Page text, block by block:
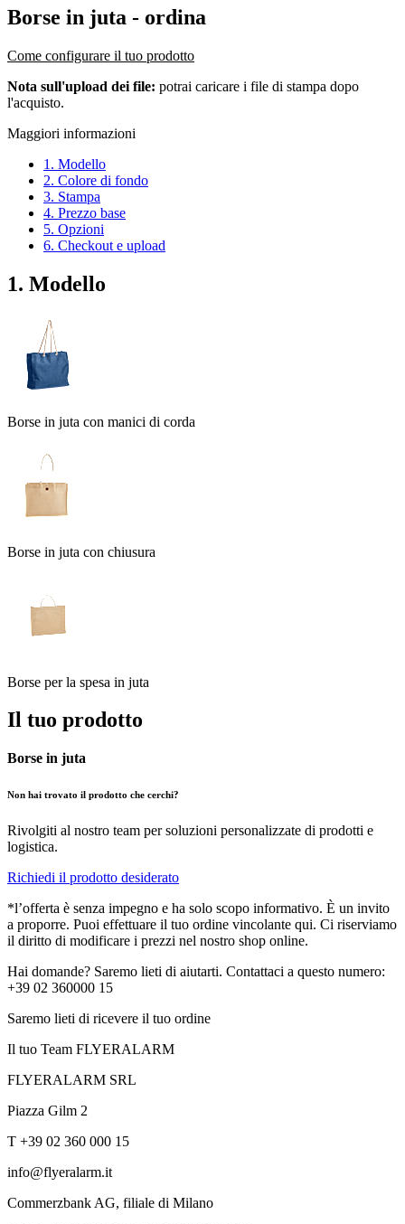
Borse in juta - ordina
Come configurare il tuo prodotto
Nota sull'upload dei file: potrai caricare i file di stampa dopo
l'acquisto.
Maggiori informazioni
1. Modello
2. Colore di fondo
3. Stampa
4. Prezzo base
5. Opzioni
6. Checkout e upload
1. Modello
Borse in juta con manici di corda
Borse in juta con chiusura
Borse per la spesa in juta
Il tuo prodotto
Borse in juta
Non hai trovato il prodotto che cerchi?
Rivolgiti al nostro team per soluzioni personalizzate di prodotti e
logistica.
Richiedi il prodotto desiderato
*l’offerta è senza impegno e ha solo scopo informativo. È un invito
a proporre. Puoi effettuare il tuo ordine vincolante qui. Ci riserviamo
il diritto di modificare i prezzi nel nostro shop online.
Hai domande? Saremo lieti di aiutarti. Contattaci a questo numero:
+39 02 360000 15
Saremo lieti di ricevere il tuo ordine
Il tuo Team FLYERALARM
FLYERALARM SRL
Piazza Gilm 2
T +39 02 360 000 15
info@flyeralarm.it
Commerzbank AG, filiale di Milano